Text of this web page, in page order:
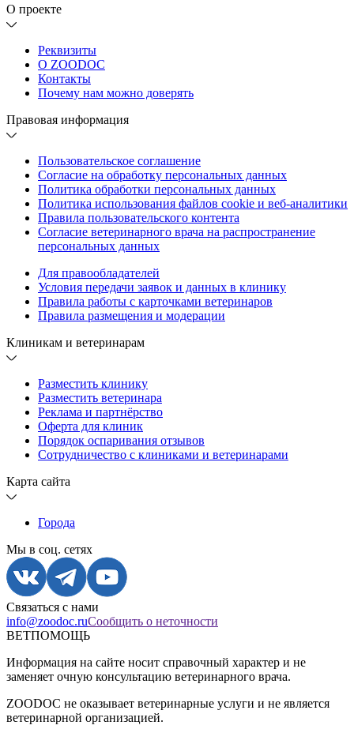
О проекте
Реквизиты
О ZOODOC
Контакты
Почему нам можно доверять
Правовая информация
Пользовательское соглашение
Согласие на обработку персональных данных
Политика обработки персональных данных
Политика использования файлов cookie и веб-аналитики
Правила пользовательского контента
Согласие ветеринарного врача на распространение
персональных данных
Для правообладателей
Условия передачи заявок и данных в клинику
Правила работы с карточками ветеринаров
Правила размещения и модерации
Клиникам и ветеринарам
Разместить клинику
Разместить ветеринара
Реклама и партнёрство
Оферта для клиник
Порядок оспаривания отзывов
Сотрудничество с клиниками и ветеринарами
Карта сайта
Города
Мы в соц. сетях
Связаться с нами
info@zoodoc.ruСообщить о неточности
ВЕТПОМОЩЬ
Информация на сайте носит справочный характер и не
заменяет очную консультацию ветеринарного врача.
ZOODOC не оказывает ветеринарные услуги и не является
ветеринарной организацией.